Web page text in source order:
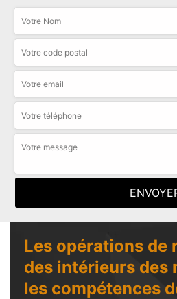
Les opérations de
des intérieurs des
les compétences